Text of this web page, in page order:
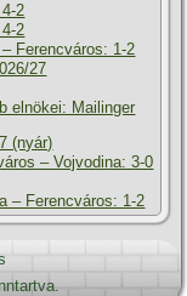
2
2
Ferencváros: 1-2
27
elnökei: Mailinger
(nyár)
– Vojvodina: 3-0
– Ferencváros: 1-2